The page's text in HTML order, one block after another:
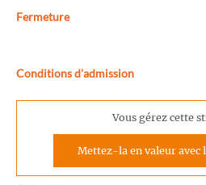
Fermeture
Conditions d'admission
Vous gérez cette
Mettez-la en valeur